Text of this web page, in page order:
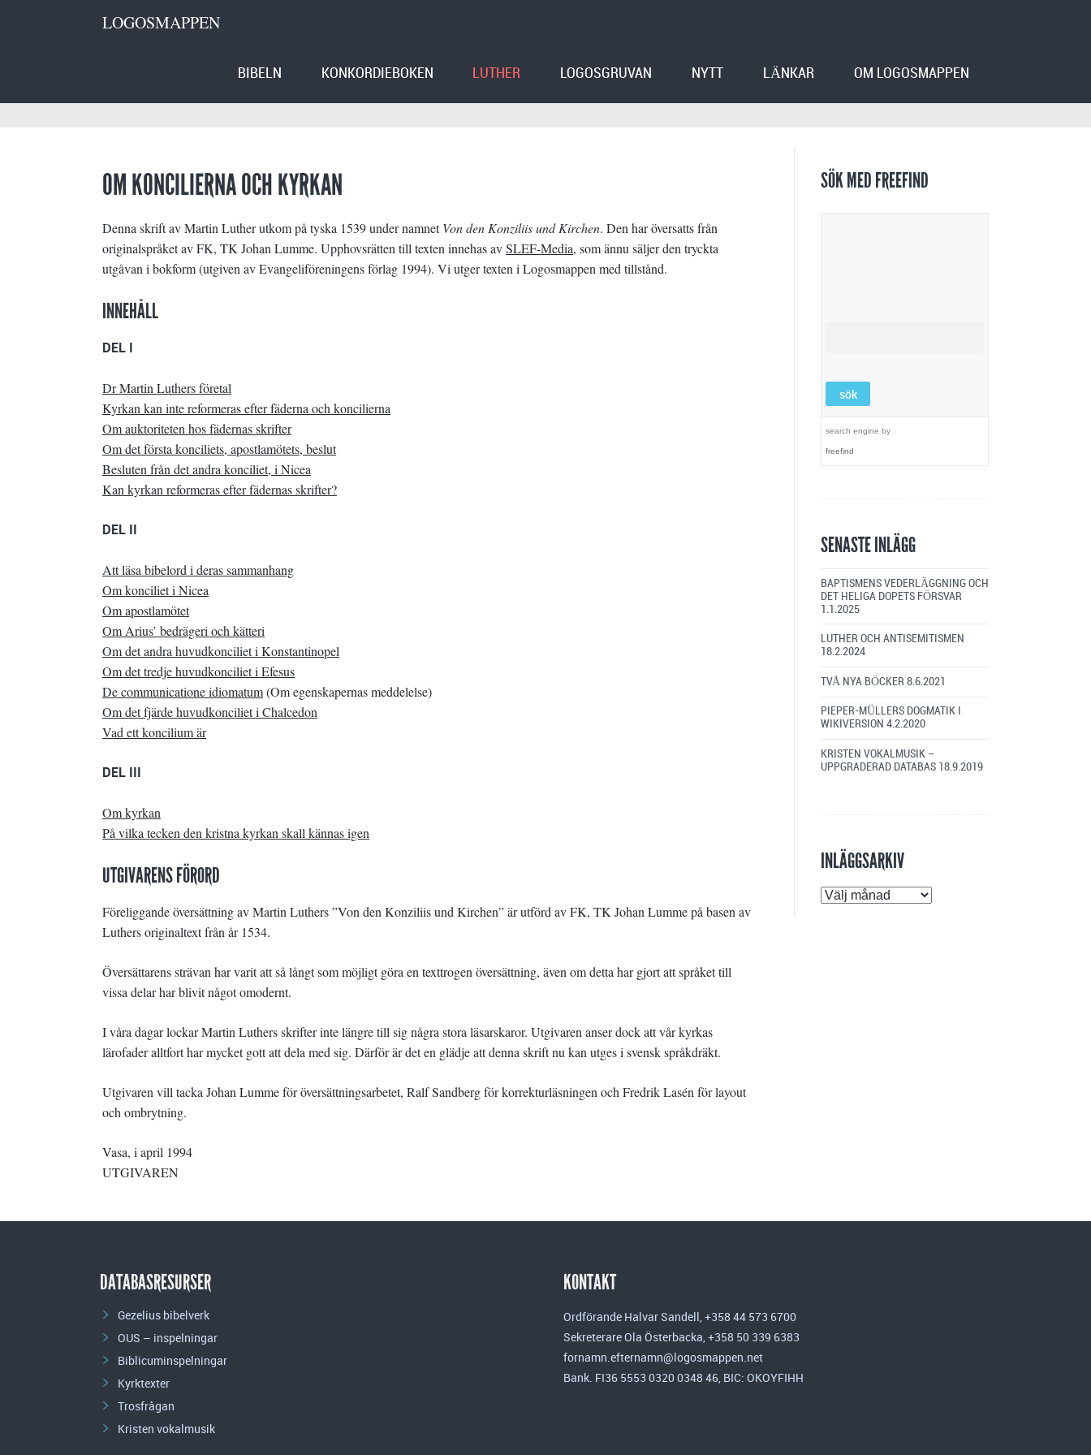
LOGOSMAPPEN
BIBELN KONKORDIEBOKEN LUTHER LOGOSGRUVAN NYTT LÄNKAR OM LOGOSMAPPEN
OM KONCILIERNA OCH KYRKAN
Denna skrift av Martin Luther utkom på tyska 1539 under namnetVon den Konziliis und Kirchen. Den har översatts från
originalspråket av FK, TK Johan Lumme. Upphovsrätten till texten innehas avSLEF-Media, som ännu säljer den tryckta
utgåvan i bokform (utgiven av Evangeliföreningens förlag 1994). Vi utger texten i Logosmappen med tillstånd.
INNEHÅLL
DEL I
Dr Martin Luthers företal
Kyrkan kan inte reformeras efter fäderna och koncilierna
Om auktoriteten hos fädernas skrifter
Om det första konciliets, apostlamötets, beslut
Besluten från det andra konciliet, i Nicea
Kan kyrkan reformeras efter fädernas skrifter?
DEL II
Att läsa bibelord i deras sammanhang
Om konciliet i Nicea
Om apostlamötet
Om Arius’ bedrägeri och kätteri
Om det andra huvudkonciliet i Konstantinopel
Om det tredje huvudkonciliet i Efesus
De communicatione idiomatum(Om egenskapernas meddelelse)
Om det fjärde huvudkonciliet i Chalcedon
Vad ett koncilium är
DEL III
Om kyrkan
På vilka tecken den kristna kyrkan skall kännas igen
UTGIVARENS FÖRORD
Föreliggande översättning av Martin Luthers ”Von den Konziliis und Kirchen” är utförd av FK, TK Johan Lumme på basen av
Luthers originaltext från år 1534.
Översättarens strävan har varit att så långt som möjligt göra en texttrogen översättning, även om detta har gjort att språket till
vissa delar har blivit något omodernt.
I våra dagar lockar Martin Luthers skrifter inte längre till sig några stora läsarskaror. Utgivaren anser dock att vår kyrkas
lärofader alltfort har mycket gott att dela med sig. Därför är det en glädje att denna skrift nu kan utges i svensk språkdräkt.
Utgivaren vill tacka Johan Lumme för översättningsarbetet, Ralf Sandberg för korrekturläsningen och Fredrik Lasén för layout
och ombrytning.
Vasa, i april 1994
UTGIVAREN
SÖK MED FREEFIND
search engine by
freefind
SENASTE INLÄGG
BAPTISMENS VEDERLÄGGNING OCH
DET HELIGA DOPETS FÖRSVAR
1.1.2025
LUTHER OCH ANTISEMITISMEN
18.2.2024
TVÅ NYA BÖCKER 8.6.2021
PIEPER-MÜLLERS DOGMATIK I
WIKIVERSION 4.2.2020
KRISTEN VOKALMUSIK –
UPPGRADERAD DATABAS 18.9.2019
INLÄGGSARKIV
Inläggsarkiv
DATABASRESURSER
Gezelius bibelverk
OUS – inspelningar
Biblicuminspelningar
Kyrktexter
Trosfrågan
Kristen vokalmusik
KONTAKT
Ordförande Halvar Sandell, +358 44 573 6700
Sekreterare Ola Österbacka, +358 50 339 6383
fornamn.efternamn@logosmappen.net
Bank. FI36 5553 0320 0348 46, BIC: OKOYFIHH